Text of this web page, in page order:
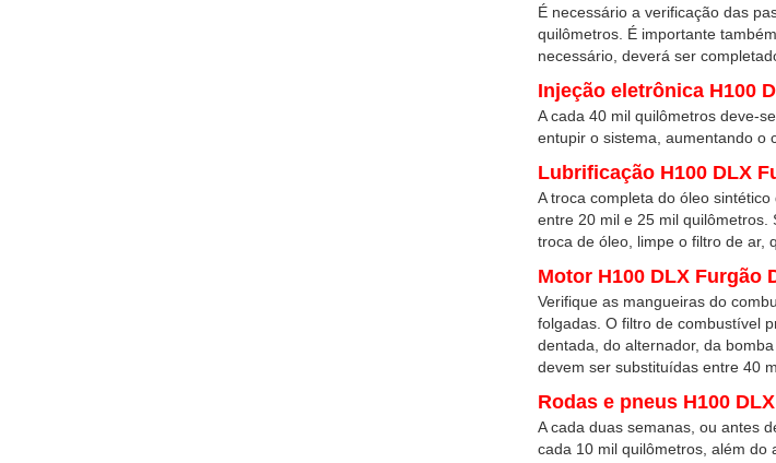
É necessário a verificação das
quilômetros. É importante
necessário, deverá ser
Injeção eletrônica H100
A cada 40 mil quilômetros deve-
entupir o sistema, aumentando o
Lubrificação H100 DLX
A troca completa do óleo
entre 20 mil e 25 mil quilômetros.
troca de óleo, limpe o filtro de ar,
Motor H100 DLX Furgão
Verifique as mangueiras do
folgadas. O filtro de combustível
dentada, do alternador, da
devem ser substituídas entre 40
Rodas e pneus H100
A cada duas semanas, ou antes
cada 10 mil quilômetros, além do